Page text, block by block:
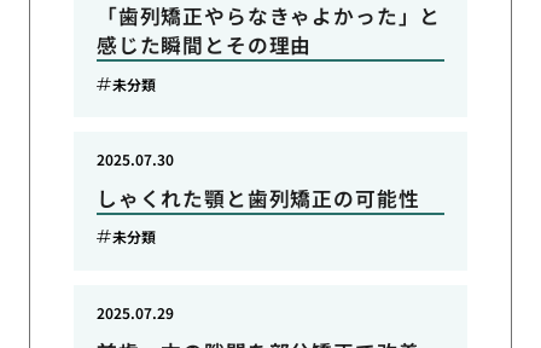
「歯列矯正やらなきゃよかった」と
感じた瞬間とその理由
未分類
しゃくれた顎と歯列矯正の可能性
2025.07.30
未分類
2025.07.29